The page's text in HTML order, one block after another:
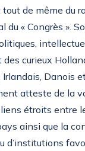
de même du
du « Congrès ».
curieux
Danois
atteste de la
étroits entre
ainsi que la
d’institutions